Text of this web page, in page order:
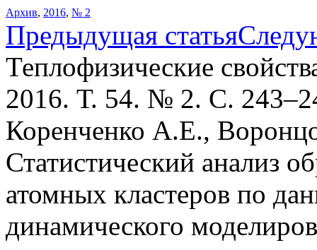
Архив, 2016, № 2
Предыдущая статья
Теплофизические
2016. Т. 54. № 2. С.
Коренченко А.Е.,
Статистический анализ
атомных кластеров по
динамического